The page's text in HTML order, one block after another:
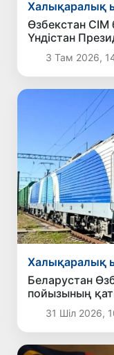
Халықаралық
Өзбекстан
Үндістан
талқылады
3 Там 2026,
Халықаралық
Беларустан
пойызының
31 Шіл 2026,